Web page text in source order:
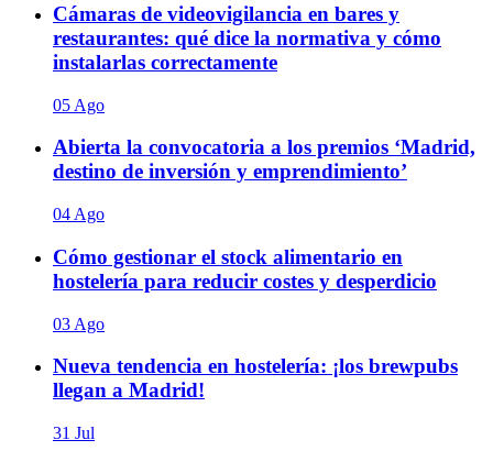
Cámaras de videovigilancia en bares y
restaurantes: qué dice la normativa y cómo
instalarlas correctamente
05 Ago
Abierta la convocatoria a los premios ‘Madrid,
destino de inversión y emprendimiento’
04 Ago
Cómo gestionar el stock alimentario en
hostelería para reducir costes y desperdicio
03 Ago
Nueva tendencia en hostelería: ¡los brewpubs
llegan a Madrid!
31 Jul